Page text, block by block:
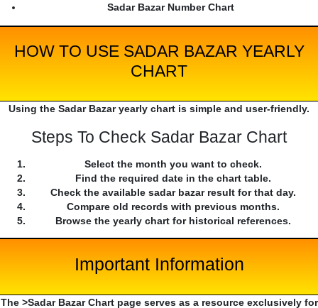
Sadar Bazar Number Chart
HOW TO USE SADAR BAZAR YEARLY
CHART
Using the Sadar Bazar yearly chart is simple and user-friendly.
Steps To Check Sadar Bazar Chart
Select the month you want to check.
Find the required date in the chart table.
Check the available sadar bazar result for that day.
Compare old records with previous months.
Browse the yearly chart for historical references.
Important Information
The >Sadar Bazar Chart page serves as a resource exclusively for